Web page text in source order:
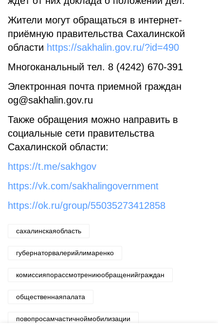
Жители могут обращаться в интернет-
приёмную правительства Сахалинской
области https://sakhalin.gov.ru/?id=490
Многоканальный тел. 8 (4242) 670-391
Электронная почта приемной граждан
og@sakhalin.gov.ru
Также обращения можно направить в
социальные сети правительства
Сахалинской области:
https://t.me/sakhgov
https://vk.com/sakhalingovernment
https://ok.ru/group/55035273412858
сахалинскаяобласть
губернаторвалерийлимаренко
комиссияпорассмотрениюобращенийграждан
общественнаяпалата
повопросамчастичноймобилизации